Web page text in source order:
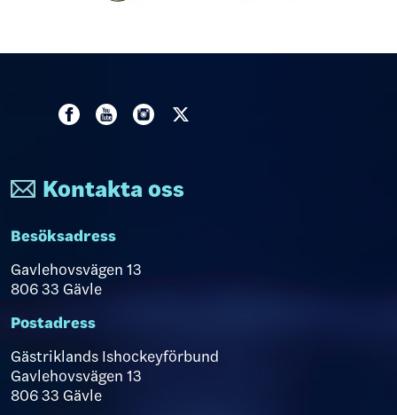
Kontakta oss
Besöksadress
Gavlehovsvägen 13
806 33 Gävle
Postadress
Gästriklands Ishockeyförbund
Gavlehovsvägen 13
806 33 Gävle